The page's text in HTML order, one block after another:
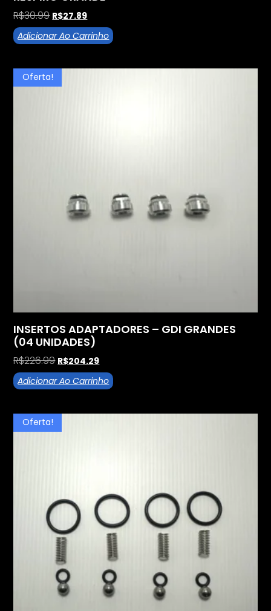
R$30.99 R$27.89
Adicionar Ao Carrinho
Oferta!
INSERTOS ADAPTADORES – GDI GRANDES
(04 UNIDADES)
R$226.99 R$204.29
Adicionar Ao Carrinho
Oferta!